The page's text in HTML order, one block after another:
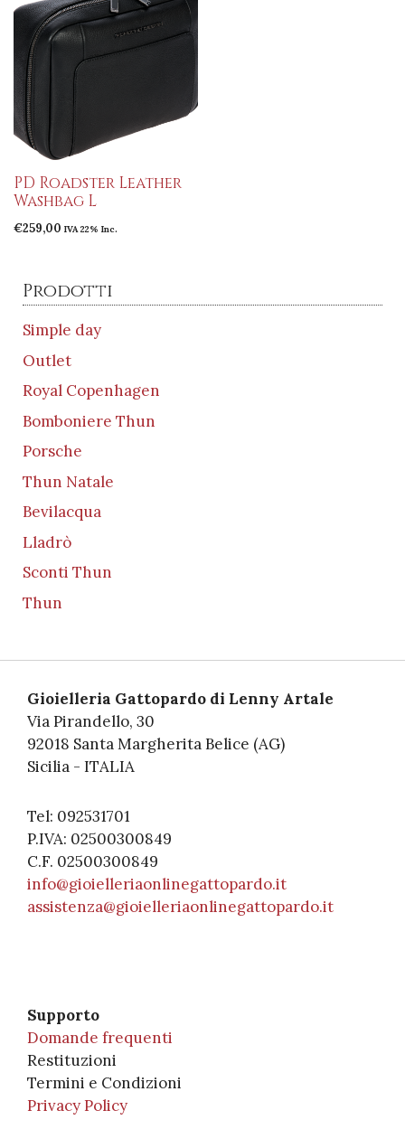
PD Roadster Leather
Washbag L
€259,00 IVA 22% Inc.
Prodotti
Simple day
Outlet
Royal Copenhagen
Bomboniere Thun
Porsche
Thun Natale
Bevilacqua
Lladrò
Sconti Thun
Thun
Gioielleria Gattopardo di Lenny Artale
Via Pirandello, 30
92018 Santa Margherita Belice (AG)
Sicilia - ITALIA
Tel: 092531701
P.IVA: 02500300849
C.F. 02500300849
info@gioielleriaonlinegattopardo.it
assistenza@gioielleriaonlinegattopardo.it
Supporto
Domande frequenti
Restituzioni
Termini e Condizioni
Privacy Policy